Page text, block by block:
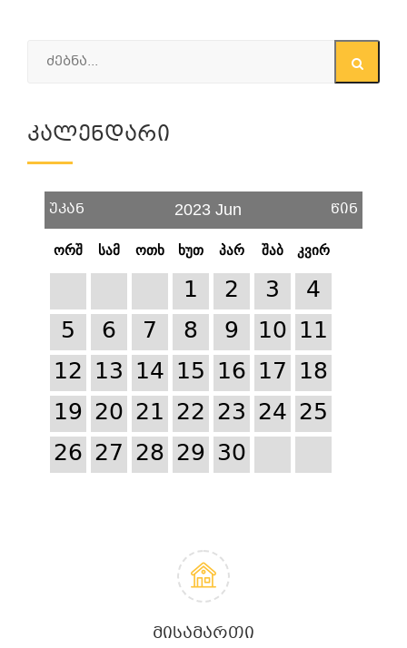
Კალენდარი
უკან 2023 Jun წინ
ორშ სამ ოთხ ხუთ პარ შაბ კვირ
1 2 3
4
5
6 7 8 9 10 11
12 13 14 15 16 17 18
19 20 21 22 23 24 25
26 27 28 29 30
ᲛᲘᲡᲐᲛᲐᲠᲗᲘ